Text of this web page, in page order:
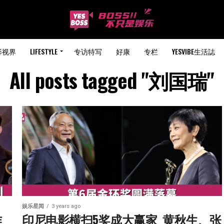
界 LIFESTYLE 专访特写 好康 专栏 YESVIBE生活誌
All posts tagged "刘国瑞"
娱乐星闻 3 years ago
印尼电影横扫5奖成大赢家  黄秋生、张